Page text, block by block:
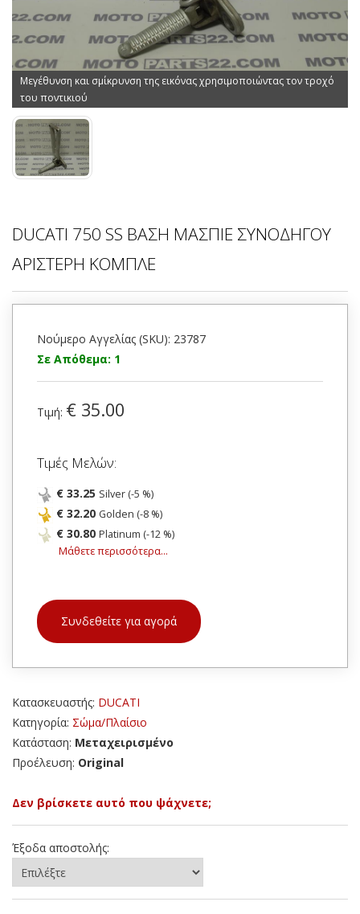
Μεγέθυνση και σμίκρυνση της εικόνας χρησιμοποιώντας τον τροχό
του ποντικιού
DUCATI 750 SS ΒΑΣΗ ΜΑΣΠΙΕ ΣΥΝΟΔΗΓΟΥ
ΑΡΙΣΤΕΡΗ ΚΟΜΠΛΕ
Νούμερο Αγγελίας (SKU): 23787
Σε Απόθεμα: 1
Τιμή: € 35.00
Τιμές Μελών:
€ 33.25 Silver (-5 %)
€ 32.20 Golden (-8 %)
€ 30.80 Platinum (-12 %)
Μάθετε περισσότερα...
Συνδεθείτε για αγορά
Κατασκευαστής: DUCATI
Κατηγορία: Σώμα/Πλαίσιο
Κατάσταση: Μεταχειρισμένο
Προέλευση: Original
Δεν βρίσκετε αυτό που ψάχνετε;
Έξοδα αποστολής: